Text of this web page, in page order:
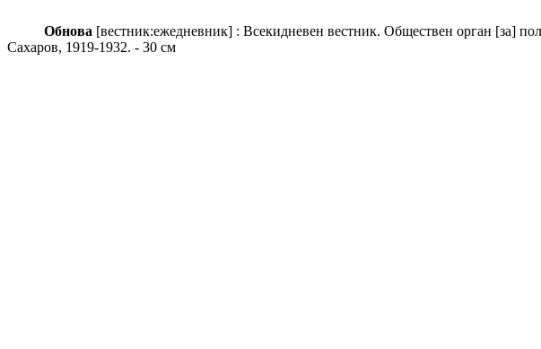
Обнова [вестник:ежедневник] : Всекидневен вестник. Обществен орган [за]
Сахаров, 1919-1932. - 30 см